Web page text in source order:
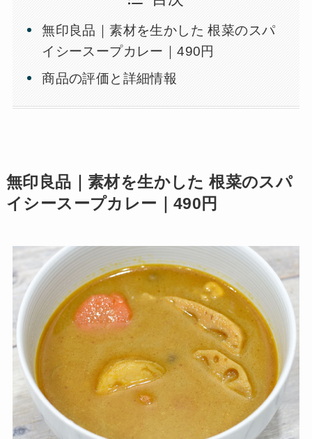
無印良品｜素材を生かした 根菜のスパ
イシースープカレー｜490円
商品の評価と詳細情報
無印良品｜素材を生かした 根菜のスパ
イシースープカレー｜490円